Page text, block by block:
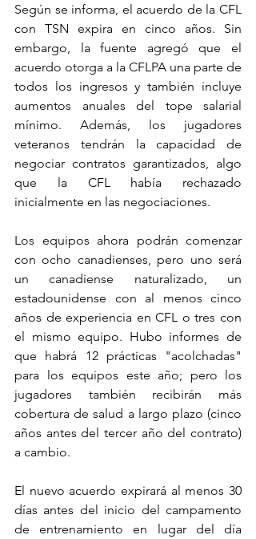
Según se informa, el acuerdo de la CFL
con TSN expira en cinco años. Sin
embargo, la fuente agregó que el
acuerdo otorga a la CFLPA una parte de
todos los ingresos y también incluye
aumentos anuales del tope salarial
mínimo. Además, los jugadores
veteranos tendrán la capacidad de
negociar contratos garantizados, algo
que la CFL había rechazado
inicialmente en las negociaciones.
Los equipos ahora podrán comenzar
con ocho canadienses, pero uno será
un canadiense naturalizado, un
estadounidense con al menos cinco
años de experiencia en CFL o tres con
el mismo equipo. Hubo informes de
que habrá 12 prácticas "acolchadas"
para los equipos este año; pero los
jugadores también recibirán más
cobertura de salud a largo plazo (cinco
años antes del tercer año del contrato)
a cambio.
El nuevo acuerdo expirará al menos 30
días antes del inicio del campamento
de entrenamiento en lugar del día